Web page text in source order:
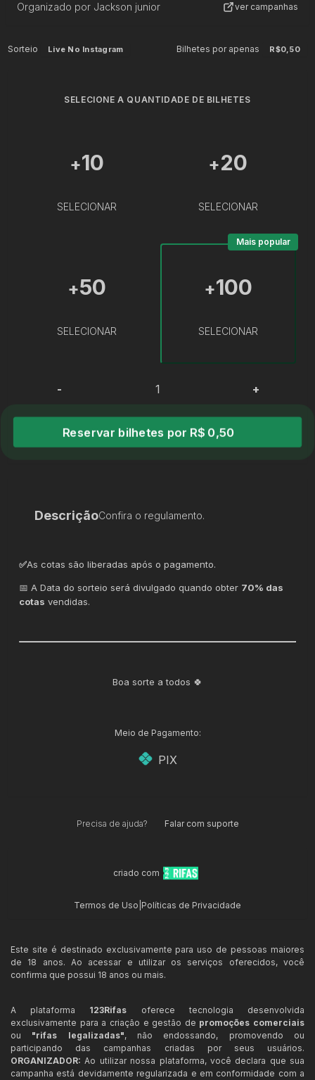
Organizado por Jackson junior ver campanhas
Sorteio Live No Instagram Bilhetes por apenas R$0,50
SELECIONE A QUANTIDADE DE BILHETES
+10
SELECIONAR
+20
SELECIONAR
+50
SELECIONAR
+100
SELECIONAR
Mais popular
- +
Reservar bilhetes por R$ 0,50
DescriçãoConfira o regulamento.
✅As cotas são liberadas após o pagamento.
📅 A Data do sorteio será divulgado quando obter 70% das
cotas vendidas.
Boa sorte a todos 🍀
Meio de Pagamento:
PIX
Precisa de ajuda? Falar com suporte
criado com
Termos de Uso Políticas de Privacidade
Este site é destinado exclusivamente para uso de pessoas maiores
de 18 anos. Ao acessar e utilizar os serviços oferecidos, você
confirma que possui 18 anos ou mais.
A plataforma 123Rifas oferece tecnologia desenvolvida
exclusivamente para a criação e gestão de promoções comerciais
ou "rifas legalizadas", não endossando, promovendo ou
participando das campanhas criadas por seus usuários.
ORGANIZADOR: Ao utilizar nossa plataforma, você declara que sua
campanha está devidamente regularizada e em conformidade com a